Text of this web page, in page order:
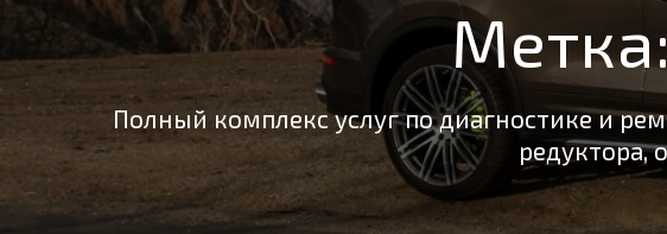
Метка:
Полный комплекс услуг по диагностике и
редуктора,